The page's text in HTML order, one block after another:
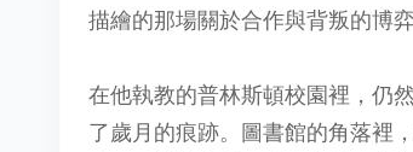
描繪的那場關於合作與背叛的博
在他執教的普林斯頓校園裡，仍
了歲月的痕跡。圖書館的角落裡